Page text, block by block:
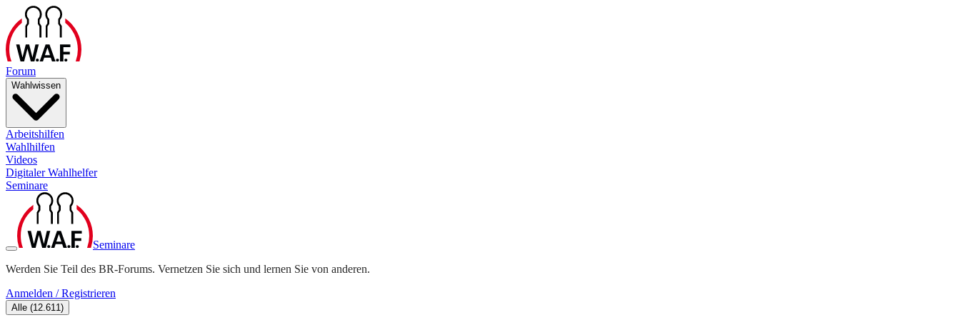
Forum
Wahlwissen
Arbeitshilfen
Wahlhilfen
Videos
Digitaler Wahlhelfer
Seminare
Seminare
Werden Sie Teil des BR-Forums. Vernetzen Sie sich und lernen Sie von anderen.
Anmelden / Registrieren
Alle (12.611)